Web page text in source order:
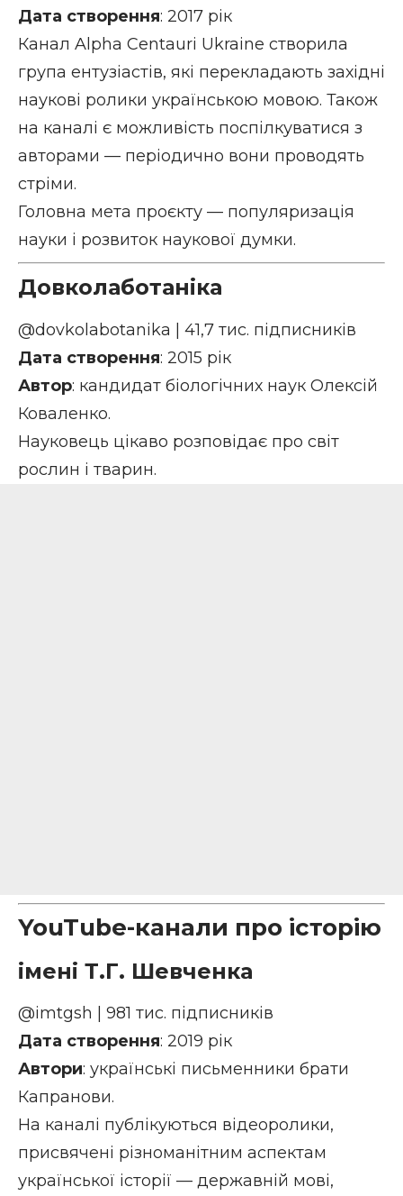
Дата створення: 2017 рік
Канал Alpha Centauri Ukraine створила
група ентузіастів, які перекладають західні
наукові ролики українською мовою. Також
на каналі є можливість поспілкуватися з
авторами — періодично вони проводять
стріми.
Головна мета проєкту — популяризація
науки і розвиток наукової думки.
Довколаботаніка
@dovkolabotanika | 41,7 тис. підписників
Дата створення: 2015 рік
Автор: кандидат біологічних наук Олексій
Коваленко.
Науковець цікаво розповідає про світ
рослин і тварин.
YouTube-канали про історію
імені Т.Г. Шевченка
@imtgsh | 981 тис. підписників
Дата створення: 2019 рік
Автори: українські письменники брати
Капранови.
На каналі публікуються відеоролики,
присвячені різноманітним аспектам
української історії — державній мові,